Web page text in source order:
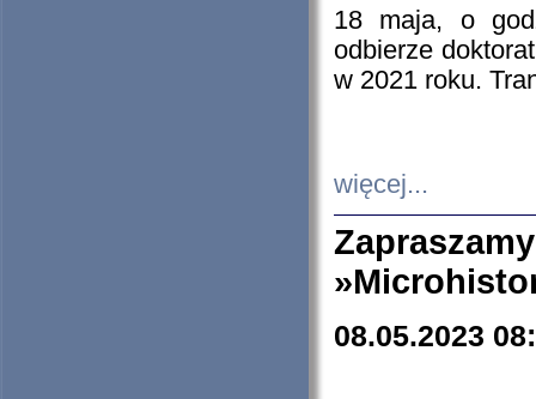
18 maja, o
odbierze
w 2021 roku.
więcej...
08.05.2023